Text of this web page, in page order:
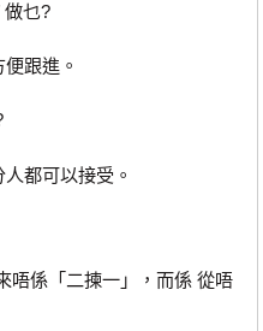
乜?
跟進。
都可以接受。
係「二揀一」，而係 從唔